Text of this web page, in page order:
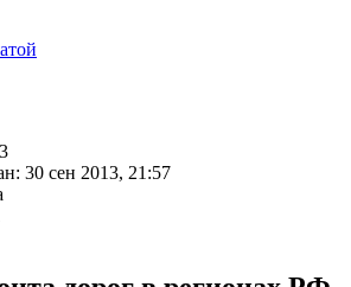
30 сен 2013, 21:57